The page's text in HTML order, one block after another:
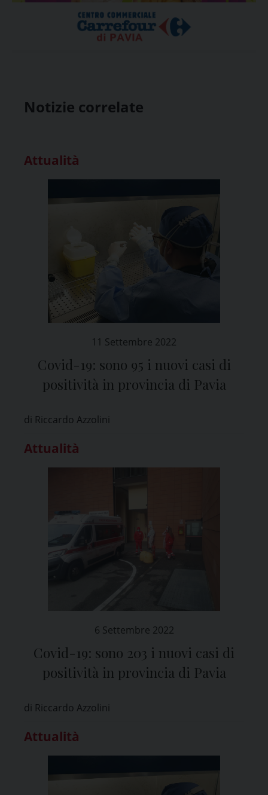
Notizie correlate
Attualità
11 Settembre 2022
Covid-19: sono 95 i nuovi casi di
positività in provincia di Pavia
di Riccardo Azzolini
Attualità
6 Settembre 2022
Covid-19: sono 203 i nuovi casi di
positività in provincia di Pavia
di Riccardo Azzolini
Attualità